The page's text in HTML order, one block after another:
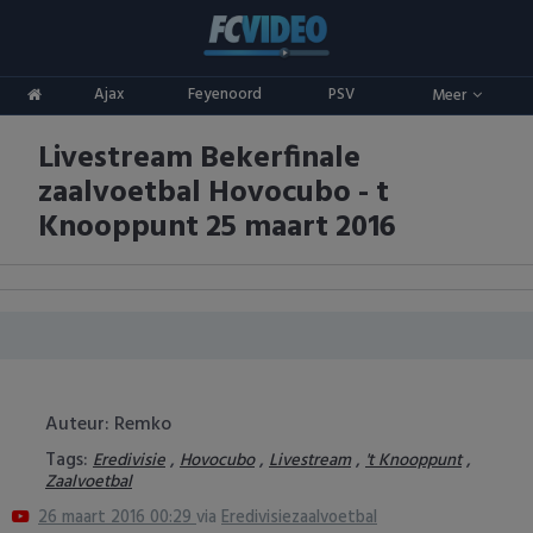
Ajax Feyenoord PSV Meer
ADO Den Haag
Ajax
AZ
Feyenoord
Competities
Eredivisie
Keuken Kampioen Divisie
Europa League
Oranje
Goals & Samenvattingen
Livestream Bekerfinale
zaalvoetbal Hovocubo - t
Knooppunt 25 maart 2016
Auteur: Remko
Tags: Eredivisie, Hovocubo, Livestream, 't Knooppunt,
Zaalvoetbal
26 maart 2016 00:29via Eredivisiezaalvoetbal